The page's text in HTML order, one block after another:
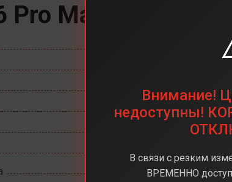
Max
48 + 48 + 12 (тройная)
Apple A18 Pro
iOS 18
Внимание!
недоступны!
В связи с резким
ВРЕМЕННО